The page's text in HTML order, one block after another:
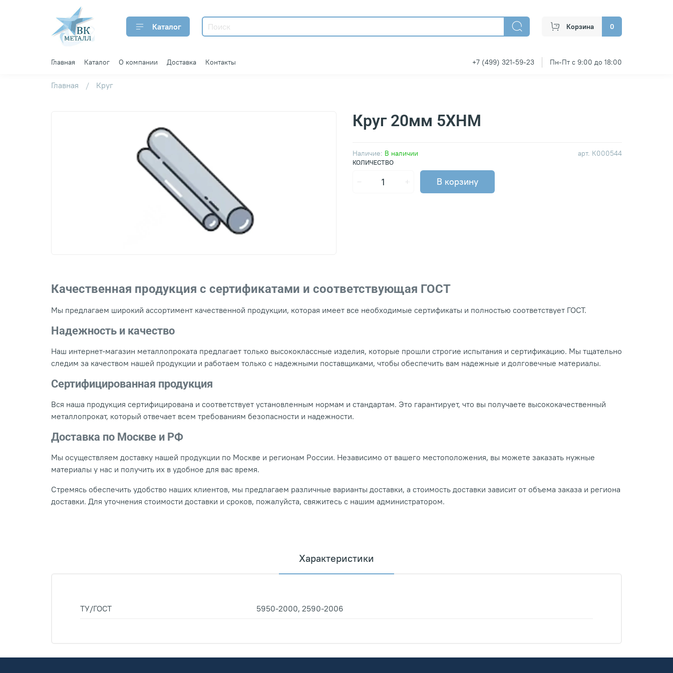
Каталог Корзина 0
Главная Каталог О компании Доставка Контакты +7 (499) 321-59-23 Пн-Пт с 9:00 до 18:00
Главная Круг
арт. К000544
Наличие: В наличии
Круг 20мм 5ХНМ
КОЛИЧЕСТВО
В корзину
Качественная продукция с сертификатами и соответствующая ГОСТ
Мы предлагаем широкий ассортимент качественной продукции, которая имеет все необходимые сертификаты и полностью соответствует ГОСТ.
Надежность и качество
Наш интернет-магазин металлопроката предлагает только высококлассные изделия, которые прошли строгие испытания и сертификацию. Мы тщательно
следим за качеством нашей продукции и работаем только с надежными поставщиками, чтобы обеспечить вам надежные и долговечные материалы.
Сертифицированная продукция
Вся наша продукция сертифицирована и соответствует установленным нормам и стандартам. Это гарантирует, что вы получаете высококачественный
металлопрокат, который отвечает всем требованиям безопасности и надежности.
Доставка по Москве и РФ
Мы осуществляем доставку нашей продукции по Москве и регионам России. Независимо от вашего местоположения, вы можете заказать нужные
материалы у нас и получить их в удобное для вас время.
Стремясь обеспечить удобство наших клиентов, мы предлагаем различные варианты доставки, а стоимость доставки зависит от объема заказа и региона
доставки. Для уточнения стоимости доставки и сроков, пожалуйста, свяжитесь с нашим администратором.
Характеристики
ТУ/ГОСТ 5950-2000, 2590-2006